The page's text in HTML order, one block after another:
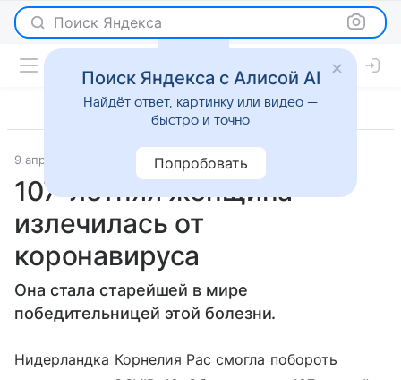
Поиск Яндекса
9 апреля 2020 Новости
107-летняя женщина
излечилась от
коронавируса
Она стала старейшей в мире
победительницей этой болезни.
Нидерландка Корнелия Рас смогла побороть
Поиск Яндекса с Алисой AI
Найдёт ответ, картинку или видео —
быстро и точно
Попробовать